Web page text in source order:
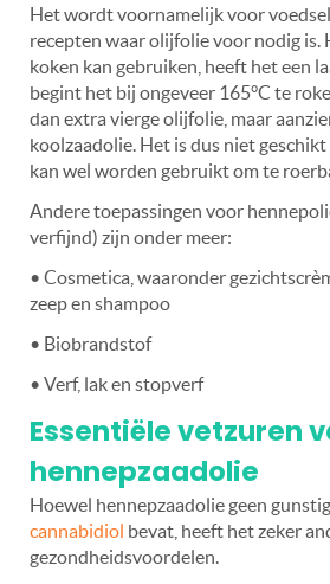
Het wordt voornamelijk voor
recepten waar olijfolie voor nodig is.
koken kan gebruiken, heeft het een
begint het bij ongeveer 165°C te
dan extra vierge olijfolie, maar
koolzaadolie. Het is dus niet
kan wel worden gebruikt om te
Andere toepassingen voor
verfijnd) zijn onder meer:
• Cosmetica, waaronder
zeep en shampoo
• Biobrandstof
• Verf, lak en stopverf
Essentiële vetzuren
hennepzaadolie
Hoewel hennepzaadolie geen
cannabidiol bevat, heeft het zeker
gezondheidsvoordelen.